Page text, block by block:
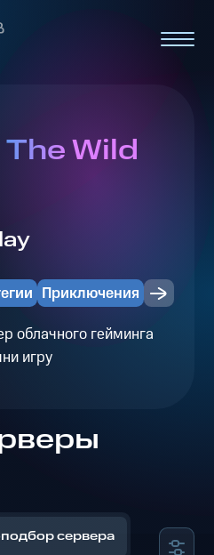
Wild
Приключения
облачного гейминга
игру
сервера